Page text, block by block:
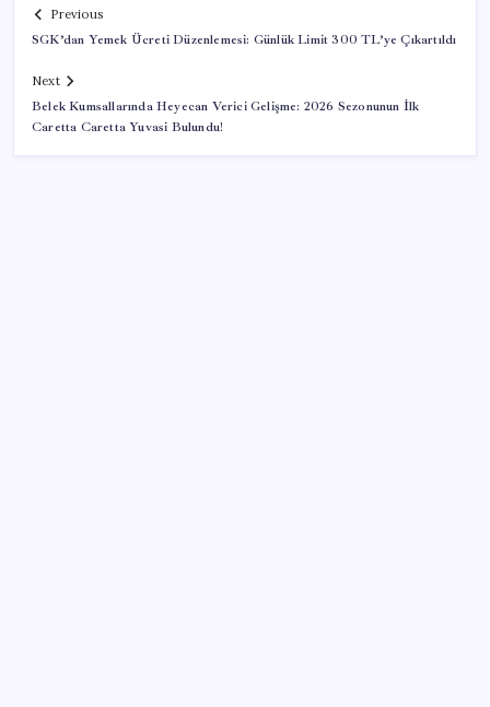
Previous
SGK’dan Yemek Ücreti Düzenlemesi: Günlük Limit 300 TL’ye Çıkartıldı
Next
Belek Kumsallarında Heyecan Verici Gelişme: 2026 Sezonunun İlk
Caretta Caretta Yuvasi Bulundu!